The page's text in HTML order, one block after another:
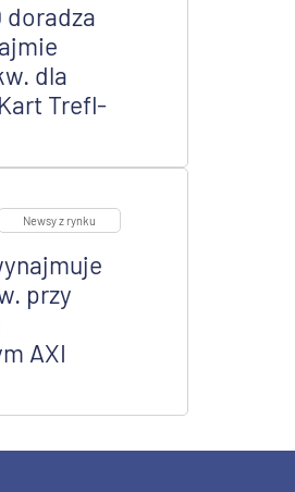
doradza
dla
Trefl-
Newsy z rynku
przy
AXI